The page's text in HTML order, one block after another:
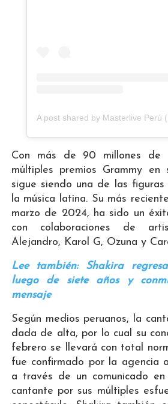
A post shared by Masterlive Perú
Con más de 90 millones de
múltiples premios Grammy en
sigue siendo una de las
la música latina. Su más
marzo de 2024, ha sido un
con colaboraciones de
Alejandro, Karol G, Ozuna y
Lee también: Shakira
luego de siete años y
mensaje
Según medios peruanos, la
dada de alta, por lo cual su
febrero se llevará con total
fue confirmado por la agencia
a través de un comunicado
cantante por sus múltiples